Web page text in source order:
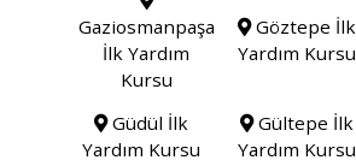
Gaziosmanpaşa
İlk Yardım
Kursu
Göztepe İlk
Yardım Kursu
Güdül İlk
Yardım Kursu
Gültepe İlk
Yardım Kursu